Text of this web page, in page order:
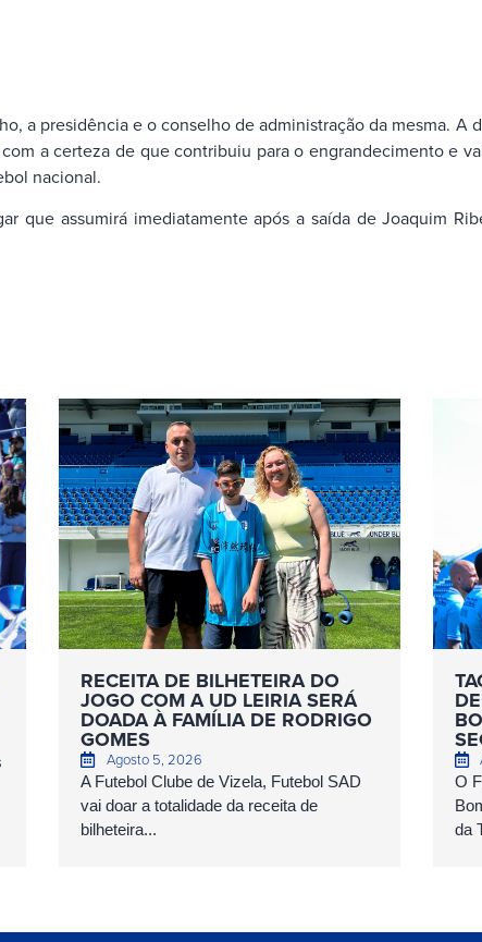
a presidência e o conselho de administração da mesma. A
a certeza de que contribuiu para o engrandecimento e
nacional.
que assumirá imediatamente após a saída de Joaquim
RECEITA DE BILHETEIRA DO
JOGO COM A UD LEIRIA SERÁ
DOADA À FAMÍLIA DE RODRIGO
GOMES
Agosto 5, 2026
A Futebol Clube de Vizela, Futebol SAD
vai doar a totalidade da receita de
bilheteira...
O
da